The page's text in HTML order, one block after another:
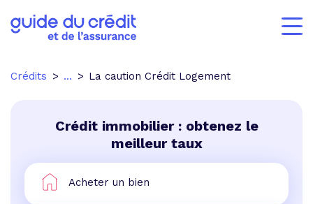
Crédits ... La caution Crédit Logement
Crédit immobilier : obtenez le
meilleur taux
Acheter un bien